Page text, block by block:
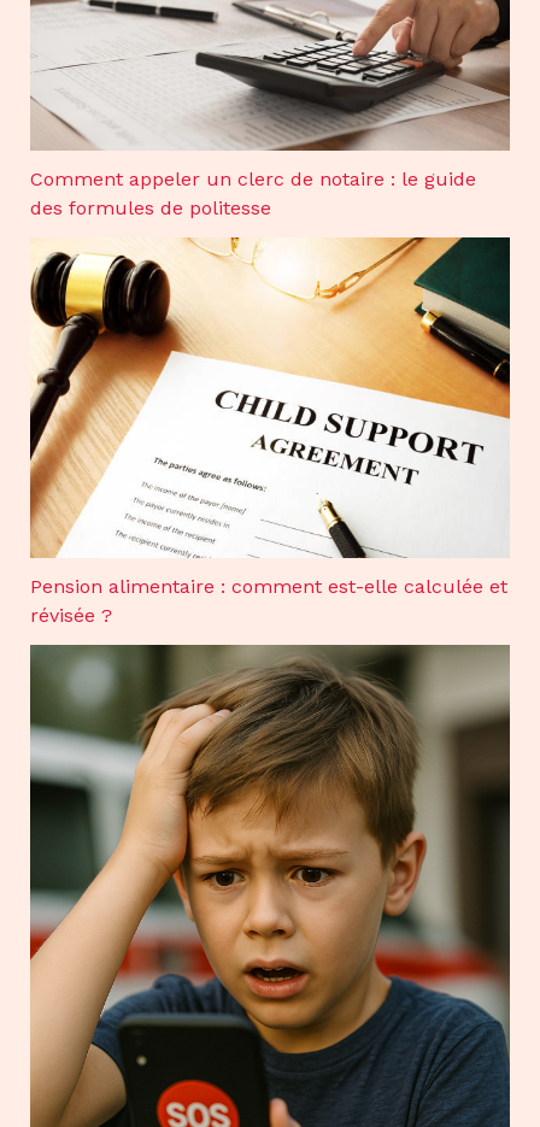
Comment appeler un clerc de notaire : le guide
des formules de politesse
Pension alimentaire : comment est-elle calculée et
révisée ?